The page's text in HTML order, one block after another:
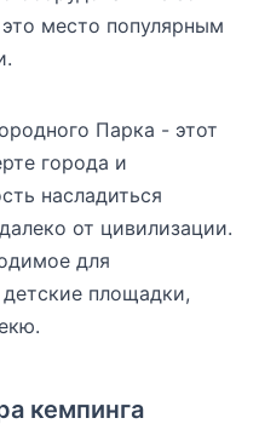
место популярным
Парка - этот
города и
насладиться
от цивилизации.
для
площадки,
кемпинга